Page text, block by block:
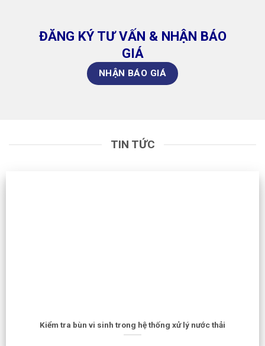
ĐĂNG KÝ TƯ VẤN & NHẬN BÁO
GIÁ
NHẬN BÁO GIÁ
TIN TỨC
Kiểm tra bùn vi sinh trong hệ thống xử lý nước thải